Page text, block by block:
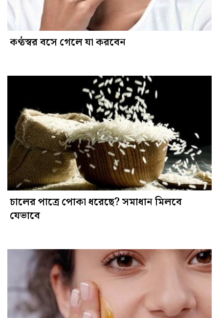
কণ্ঠস্বর বসে গেলে যা করবেন
চালের পাত্রে পোকা ধরেছে? সমাধান মিলবে
যেভাবে